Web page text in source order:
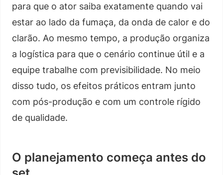
para que o ator saiba exatamente quando vai
estar ao lado da fumaça, da onda de calor e do
clarão. Ao mesmo tempo, a produção organiza
a logística para que o cenário continue útil e a
equipe trabalhe com previsibilidade. No meio
disso tudo, os efeitos práticos entram junto
com pós-produção e com um controle rígido
de qualidade.
O planejamento começa antes do